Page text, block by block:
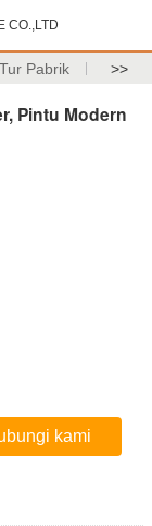
CO.,LTD
Tur Pabrik >>
Pintu Modern
kami